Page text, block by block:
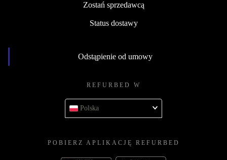
Zostań sprzedawcą
Status dostawy
Odstąpienie od umowy
REFURBED W
Polska
POBIERZ APLIKACJĘ REFURBED